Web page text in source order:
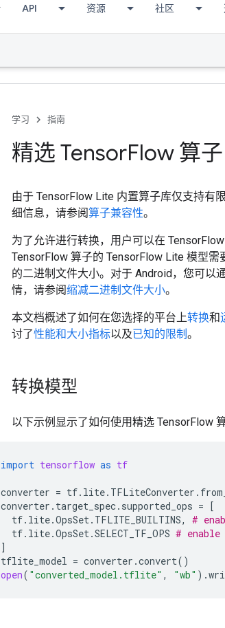
API 资源 社区
学习 指南
精选 TensorFlow 算子
由于 TensorFlow Lite 内置算子库仅支持有
细信息，请参阅算子兼容性。
为了允许进行转换，用户可以在
TensorFlow 算子的 TensorFlow Lite 模型
的二进制文件大小。对于 Android，您可以
情，请参阅缩减二进制文件大小。
本文档概述了如何在您选择的平台上转换和
讨了性能和大小指标以及已知的限制 。
转换模型
以下示例显示了如何使用精选 TensorFlow
import tensorflow as tf
converter = tf. lite. TFLiteConverter .
converter . target_spec. supported_ops = [
tf. lite.OpsSet. TFLITE_BUILTINS,
#
tf. lite.OpsSet.SELECT_TF_OPS # enable
]
tflite_model = converter .convert()
open( "converted_model.tflite" , "wb" ) .